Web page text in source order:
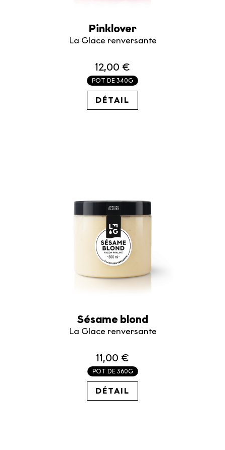
Pinklover
La Glace renversante
12,00 €
POT DE 340G
35.29€ / KG
DÉTAIL
Sésame blond
La Glace renversante
11,00 €
POT DE 360G
30.56€ / KG
DÉTAIL